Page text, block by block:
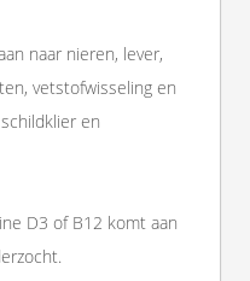
naar nieren, lever,
vetstofwisseling en
en
D3 of B12 komt aan